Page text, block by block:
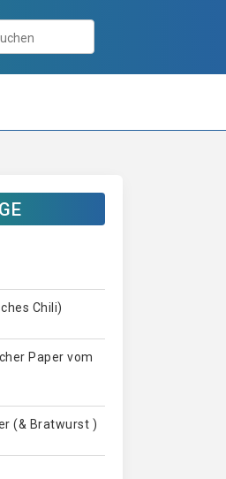
Chili)
Paper vom
(& Bratwurst )